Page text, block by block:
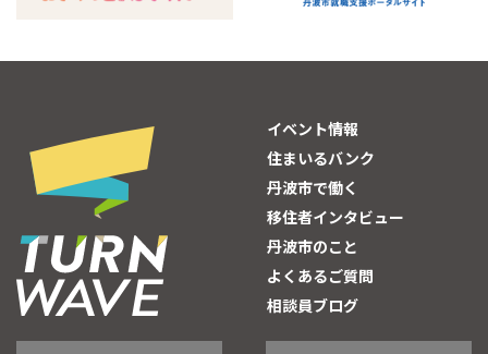
イベント情報
住まいるバンク
丹波市で働く
移住者インタビュー
丹波市のこと
よくあるご質問
相談員ブログ